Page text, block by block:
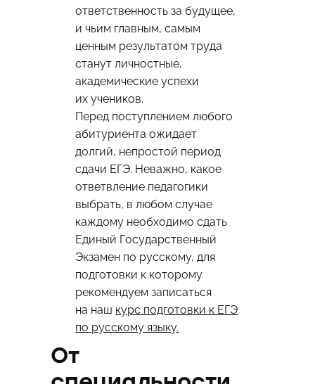
ответственность за будущее,
и чьим главным, самым
ценным результатом труда
станут личностные,
академические успехи
их учеников.
Перед поступлением любого
абитуриента ожидает
долгий, непростой период
сдачи ЕГЭ. Неважно, какое
ответвление педагогики
выбрать, в любом случае
каждому необходимо сдать
Единый Государственный
Экзамен по русскому, для
подготовки к которому
рекомендуем записаться
на наш курс подготовки к ЕГЭ
по русскому языку.
От